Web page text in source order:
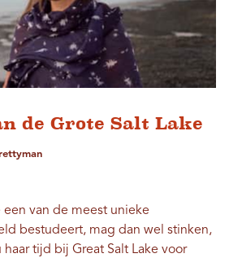
de Grote Salt Lake
een van de meest unieke
bestudeert, mag dan wel stinken,
haar tijd bij Great Salt Lake voor